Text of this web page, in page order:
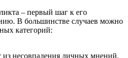
– первый шаг к его
В большинстве случаев можно
категорий:
несовпадения личных мнений,